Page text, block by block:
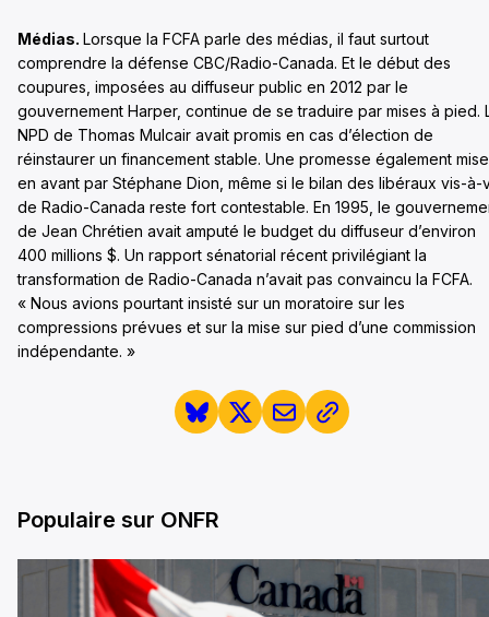
Médias. Lorsque la FCFA parle des médias, il faut surtout
comprendre la défense CBC/Radio-Canada. Et le début des
coupures, imposées au diffuseur public en 2012 par le
gouvernement Harper, continue de se traduire par mises à pied.
NPD de Thomas Mulcair avait promis en cas d’élection de
réinstaurer un financement stable. Une promesse également mise
en avant par Stéphane Dion, même si le bilan des libéraux vis-à-
de Radio-Canada reste fort contestable. En 1995, le
de Jean Chrétien avait amputé le budget du diffuseur d’environ
400 millions $. Un rapport sénatorial récent privilégiant la
transformation de Radio-Canada n’avait pas convaincu la FCFA.
« Nous avions pourtant insisté sur un moratoire sur les
compressions prévues et sur la mise sur pied d’une commission
indépendante. »
Populaire sur ONFR